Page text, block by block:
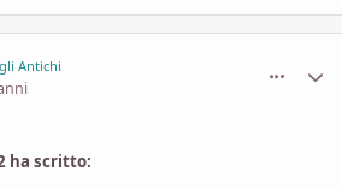
Antichi
ha scritto: